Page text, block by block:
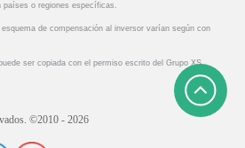
países o regiones específicas.
de compensación al inversor varían según con
ser copiada con el permiso escrito del Grupo XS.
©2010 - 2026